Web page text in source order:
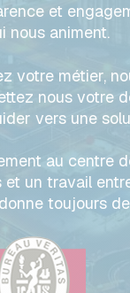
et
nous animent.
votre métier,
nous votre
vers une
au centre
et un travail
toujours